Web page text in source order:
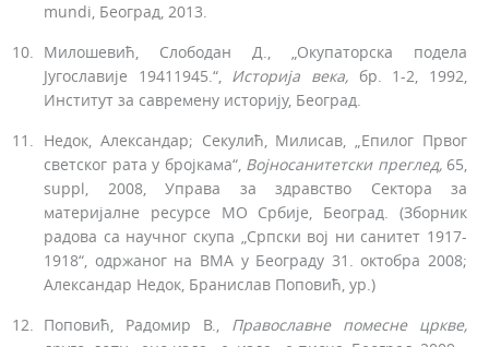
mundi, Бео­град, 2013.
Милошевић, Слободан Д., „Окупаторска подела
Југославије 1941­1945.“, Историја века, бр. 1-2, 1992,
Институт за савремену историју, Београд.
Недок, Александар; Секулић, Милисав, „Епилог Првог
светског рата у бројкама“, Војносанитетски преглед,65,
suppl, 2008, Управа за здравство Сектора за
материјалне ресурсе МО Србије, Београд. (Зборник
радова са научног скупа „Српски вој ни санитет 1917-
1918“, одржаног на ВМА у Београду 31. октобра 2008;
Александар Недок, Бранислав Поповић, ур.)
Поповић, Радомир В., Православне помесне цркве,